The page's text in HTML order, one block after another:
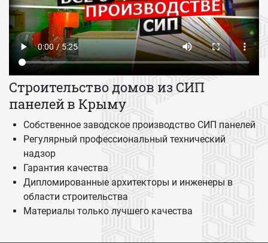
Строительство домов из СИП
панелей в Крыму
Собственное заводское производство СИП панелей
Регулярный профессиональный технический
надзор
Гарантия качества
Дипломированные архитекторы и инженеры в
области строительства
Материалы только лучшего качества